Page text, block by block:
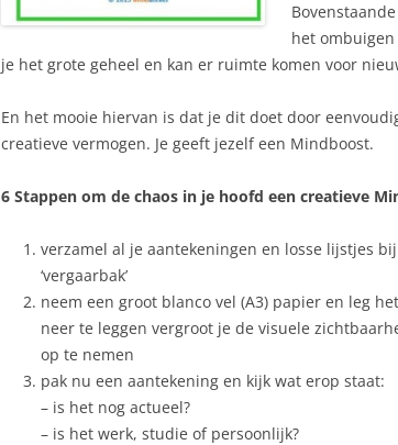
het
je het grote geheel en kan er ruimte komen voor
En het mooie hiervan is dat je dit doet door
creatieve vermogen. Je geeft jezelf een Mindboost.
6 Stappen om de chaos in je hoofd een creatieve
verzamel al je aantekeningen en losse lijstjes
‘vergaarbak’
neem een groot blanco vel (A3) papier en leg
neer te leggen vergroot je de visuele
op te nemen
pak nu een aantekening en kijk wat erop staat:
– is het nog actueel?
– is het werk, studie of persoonlijk?